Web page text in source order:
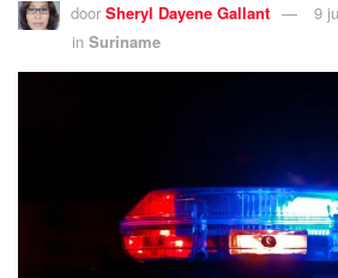
door Sheryl Dayene Gallant
9
in Suriname